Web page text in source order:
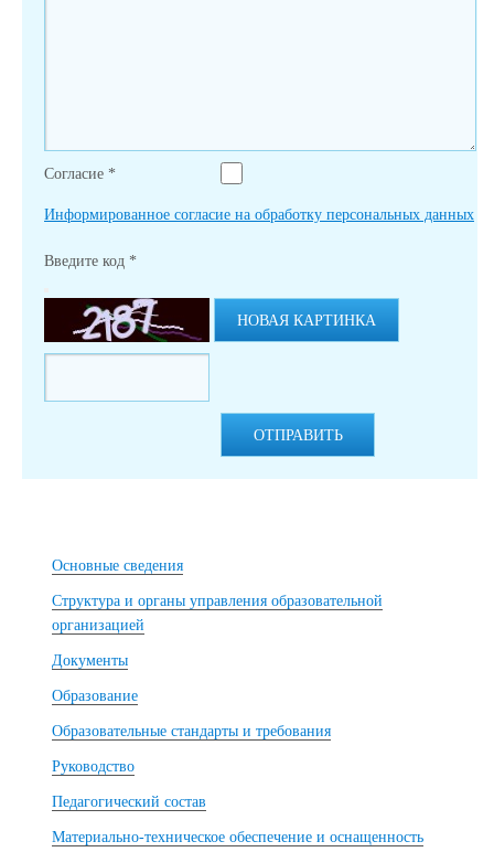
Согласие *
Информированное согласие на обработку персональных данных
Введите код *
НОВАЯ КАРТИНКА
ОТПРАВИТЬ
Основные сведения
Структура и органы управления образовательной
организацией
Документы
Образование
Образовательные стандарты и требования
Руководство
Педагогический состав
Материально-техническое обеспечение и оснащенность